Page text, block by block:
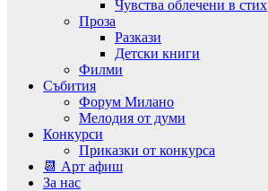
Чувства облечени в стих
Проза
Разкази
Детски книги
Филми
Събития
Форум Милано
Мелодия от думи
Конкурси
Приказки от конкурса
📆 Арт афиш
За нас